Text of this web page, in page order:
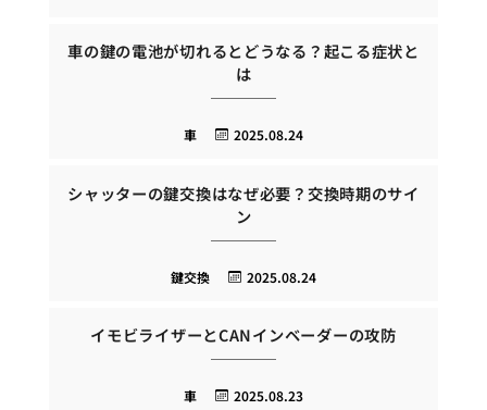
車の鍵の電池が切れるとどうなる？起こる症状と
は
2025.08.24
車
シャッターの鍵交換はなぜ必要？交換時期のサイ
ン
2025.08.24
鍵交換
イモビライザーとCANインベーダーの攻防
2025.08.23
車